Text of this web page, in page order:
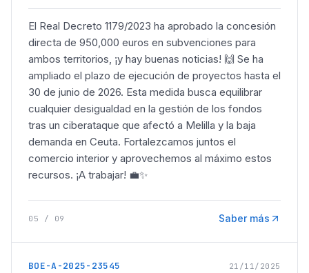
El Real Decreto 1179/2023 ha aprobado la concesión
directa de 950,000 euros en subvenciones para
ambos territorios, ¡y hay buenas noticias! 🙌 Se ha
ampliado el plazo de ejecución de proyectos hasta el
30 de junio de 2026. Esta medida busca equilibrar
cualquier desigualdad en la gestión de los fondos
tras un ciberataque que afectó a Melilla y la baja
demanda en Ceuta. Fortalezcamos juntos el
comercio interior y aprovechemos al máximo estos
recursos. ¡A trabajar! 💼✨
05 / 09 Saber más
BOE-A-2025-23545 21/11/2025